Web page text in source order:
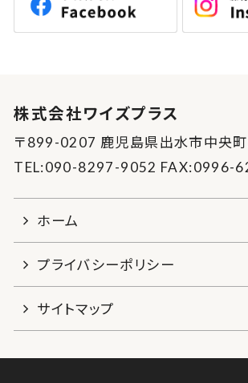
株式会社ワイズプラス
〒899-0207 鹿児島県出水市中央
TEL:090-8297-9052 FAX:0996-
ホーム
プライバシーポリシー
サイトマップ